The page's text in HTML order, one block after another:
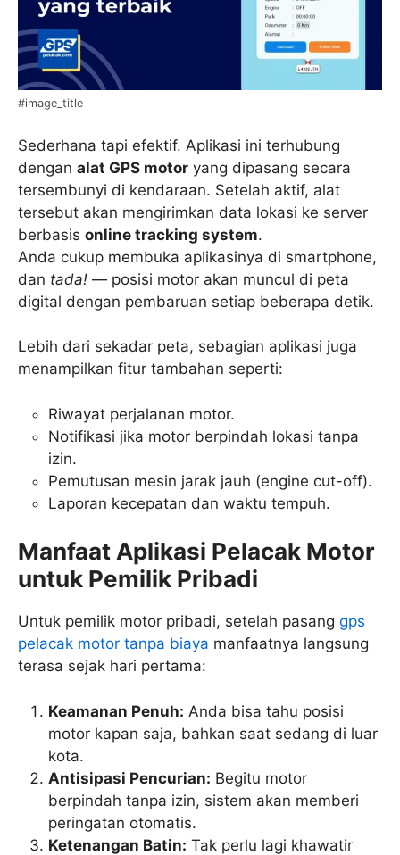
#image_title
Sederhana tapi efektif. Aplikasi ini terhubung
dengan alat GPS motor yang dipasang secara
tersembunyi di kendaraan. Setelah aktif, alat
tersebut akan mengirimkan data lokasi ke server
berbasis online tracking system.
Anda cukup membuka aplikasinya di smartphone,
dan tada! — posisi motor akan muncul di peta
digital dengan pembaruan setiap beberapa detik.
Lebih dari sekadar peta, sebagian aplikasi juga
menampilkan fitur tambahan seperti:
Riwayat perjalanan motor.
Notifikasi jika motor berpindah lokasi tanpa
izin.
Pemutusan mesin jarak jauh (engine cut-off).
Laporan kecepatan dan waktu tempuh.
Manfaat Aplikasi Pelacak Motor
untuk Pemilik Pribadi
Untuk pemilik motor pribadi, setelah pasang gps
pelacak motor tanpa biaya manfaatnya langsung
terasa sejak hari pertama:
Keamanan Penuh: Anda bisa tahu posisi
motor kapan saja, bahkan saat sedang di luar
kota.
Antisipasi Pencurian: Begitu motor
berpindah tanpa izin, sistem akan memberi
peringatan otomatis.
Ketenangan Batin: Tak perlu lagi khawatir